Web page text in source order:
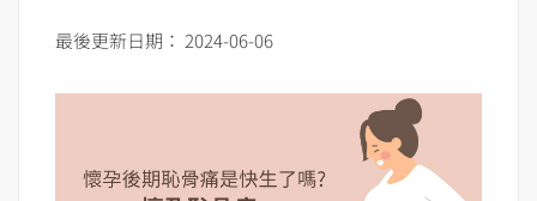
最後更新日期： 2024-06-06